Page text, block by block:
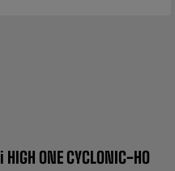
ONE CYCLONIC-HO